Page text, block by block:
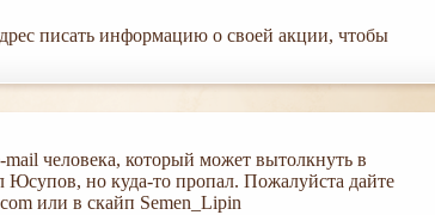
писать информацию о своей акции, чтобы
человека, который может вытолкнуть в
но куда-то пропал. Пожалуйста дайте
или в скайп Semen_Lipin